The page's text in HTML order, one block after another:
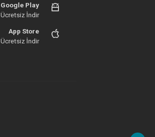
Google Play
Ücretsiz İndir
App Store
Ücretsiz İndir